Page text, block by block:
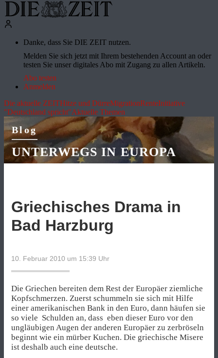
Danke, dass Sie DIE ZEIT nutzen.
Melden Sie sich jetzt mit Ihrem bestehenden Account an oder
testen Sie unser digitales Abo mit Zugang zu allen Artikeln.
Abo testen
Anmelden
Die aktuelle ZEITHitze und DürreMigrationRenteInitiative
"Deutschland spricht"Aktuelle Themen
Blog
UNTERWEGS IN EUROPA
Griechisches Drama in
Bad Harzburg
10. Februar 2010 um 15:39 Uhr
Die Griechen bereiten dem Rest der Europäer ziemliche
Kopfschmerzen. Zuerst schummeln sie sich mit Hilfe
einer amerikanischen Bank in den Euro, dann häufen sie
so viele Schulden an, dass eben dieser Euro vor den
ungläubigen Augen der anderen Europäer zu zerbröseln
beginnt wie ein mürber Kuchen. Die griechische Misere
ist deshalb auch eine deutsche.